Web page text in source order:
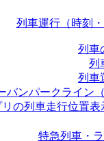
列車運行（時刻・
列車
列
列車
バンパークライン
の列車走行位置
特急列車・